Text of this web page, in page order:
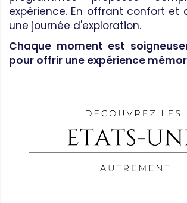
expérience. En offrant confort et
une journée d'exploration.
Chaque moment est
pour offrir une expérience